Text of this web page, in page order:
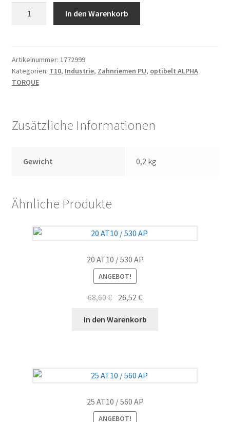
Menge
In den Warenkorb
Artikelnummer: 1772999
Kategorien: T10, Industrie, Zahnriemen PU, optibelt ALPHA
TORQUE
Zusätzliche Informationen
Gewicht 0,2 kg
Ähnliche Produkte
20 AT10 / 530 AP
ANGEBOT!
68,60€ Ursprünglicher
war:
26,52€Aktueller
ist:
In den Warenkorb
25 AT10 / 560 AP
ANGEBOT!